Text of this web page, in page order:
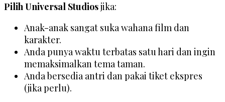
Pilih Universal Studiosjika:
Anak-anak sangat suka wahana film dan
karakter.
Anda punya waktu terbatas satu hari dan ingin
memaksimalkan tema taman.
Anda bersedia antri dan pakai tiket ekspres
(jika perlu).